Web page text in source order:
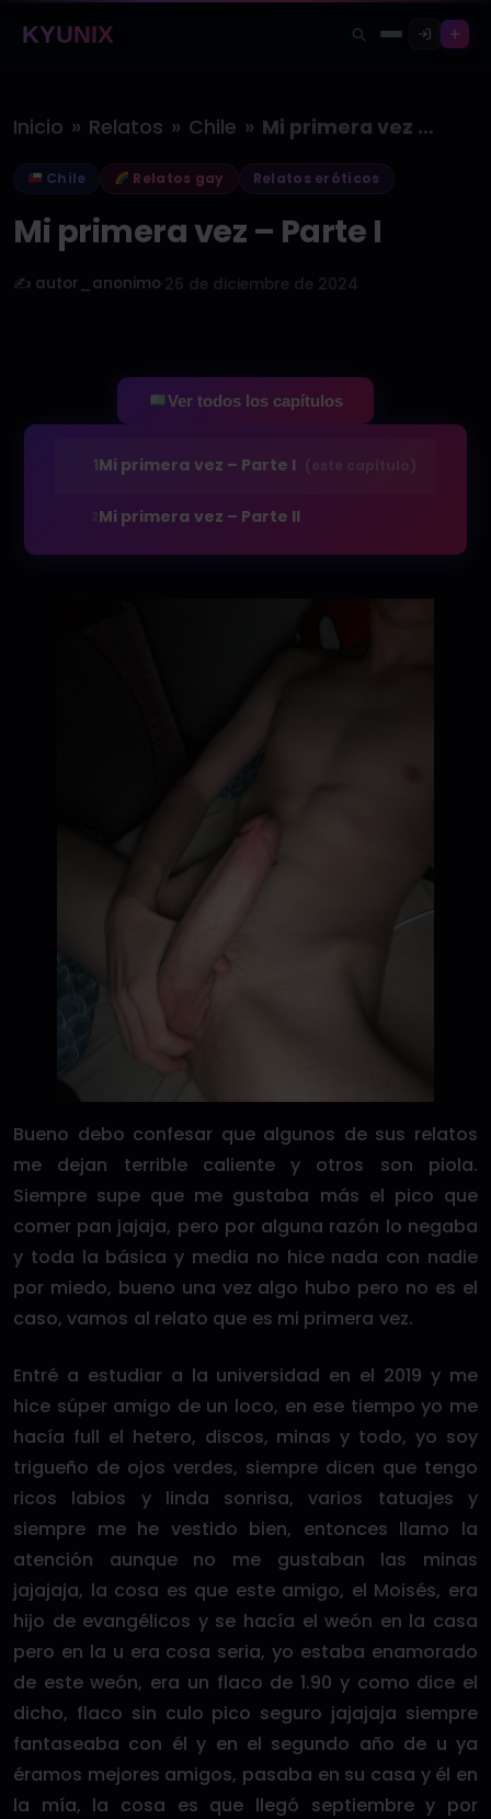
KYUNIX
Inicio » Relatos » Chile » Mi primera vez – Parte I
Chile Relatos gay Relatos eróticos
Mi primera vez – Parte I
✍️ autor_anonimo 26 de diciembre de 2024
Ver todos los capítulos
1Mi primera vez – Parte I (este capítulo)
Mi primera vez – Parte II
Bueno debo confesar que algunos de sus relatos
me dejan terrible caliente y otros son piola.
Siempre supe que me gustaba más el pico que
comer pan jajaja, pero por alguna razón lo negaba
y toda la básica y media no hice nada con nadie
por miedo, bueno una vez algo hubo pero no es el
caso, vamos al relato que es mi primera vez.
Entré a estudiar a la universidad en el 2019 y me
hice súper amigo de un loco, en ese tiempo yo me
hacía full el hetero, discos, minas y todo, yo soy
trigueño de ojos verdes, siempre dicen que tengo
ricos labios y linda sonrisa, varios tatuajes y
siempre me he vestido bien, entonces llamo la
atención aunque no me gustaban las minas
jajajaja, la cosa es que este amigo, el Moisés, era
hijo de evangélicos y se hacía el weón en la casa
pero en la u era cosa seria, yo estaba enamorado
de este weón, era un flaco de 1.90 y como dice el
dicho, flaco sin culo pico seguro jajajaja siempre
fantaseaba con él y en el segundo año de u ya
éramos mejores amigos, pasaba en su casa y él en
la mía, la cosa es que llegó septiembre y por